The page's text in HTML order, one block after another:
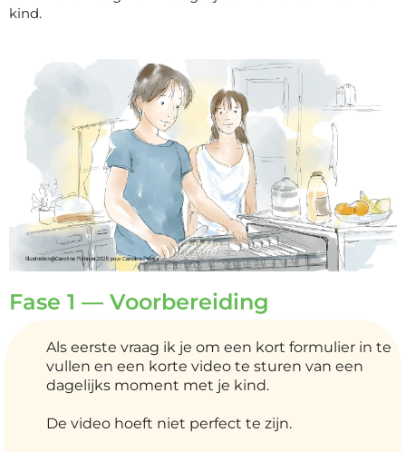
kind.
Fase 1 — Voorbereiding
Als eerste vraag ik je om een kort formulier in te
vullen en een korte video te sturen van een
dagelijks moment met je kind.
De video hoeft niet perfect te zijn.